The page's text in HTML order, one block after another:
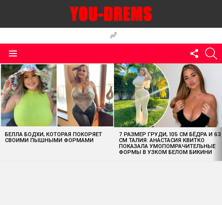
US
MOST
VIEWED
STORIES
БЕЛЛА БОДХИ, КОТОРАЯ ПОКОРЯЕТ
СВОИМИ ПЫШНЫМИ ФОРМАМИ
7 РАЗМЕР ГРУДИ, 105 СМ БЁДРА И 63
СМ ТАЛИЯ: АНАСТАСИЯ КВИТКО
ПОКАЗАЛА УМОПОМРАЧИТЕЛЬНЫЕ
ФОРМЫ В УЗКОМ БЕЛОМ БИКИНИ